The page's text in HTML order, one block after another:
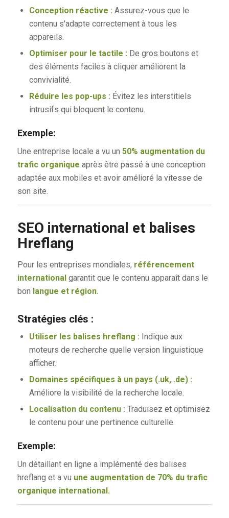
Conception réactive :Assurez-vous que le
contenu s'adapte correctement à tous les
appareils.
Optimiser pour le tactile :De gros boutons et
des éléments faciles à cliquer améliorent la
convivialité.
Réduire les pop-ups :Évitez les interstitiels
intrusifs qui bloquent le contenu.
Exemple:
Une entreprise locale a vu un 50% augmentation du
trafic organique après être passé à une conception
adaptée aux mobiles et avoir amélioré la vitesse de
son site.
SEO international et balises
Hreflang
Pour les entreprises mondiales, référencement
internationalgarantit que le contenu apparaît dans le
bon langue et région.
Stratégies clés :
Utiliser les balises hreflang :Indique aux
moteurs de recherche quelle version linguistique
afficher.
Domaines spécifiques à un pays (.uk, .de) :
Améliore la visibilité de la recherche locale.
Localisation du contenu :Traduisez et optimisez
le contenu pour une pertinence culturelle.
Exemple:
Un détaillant en ligne a implémenté des balises
hreflang et a vu une augmentation de 70% du trafic
organique international.